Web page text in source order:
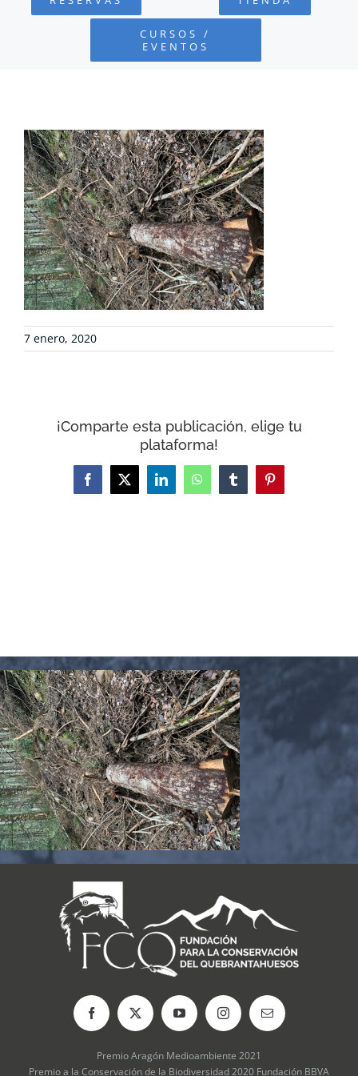
FUNDACIÓN
COLABORA
RECURSOS
NOTICIAS
CONTACTO
CURSOS /
EVENTOS
7 enero, 2020
¡Comparte esta publicación, elige tu
plataforma!
Facebook
X LinkedInWhatsAppTumblrPinterest
Premio Aragón Medioambiente 2021
Premio a la Conservación de la Biodiversidad 2020 Fundación BBVA